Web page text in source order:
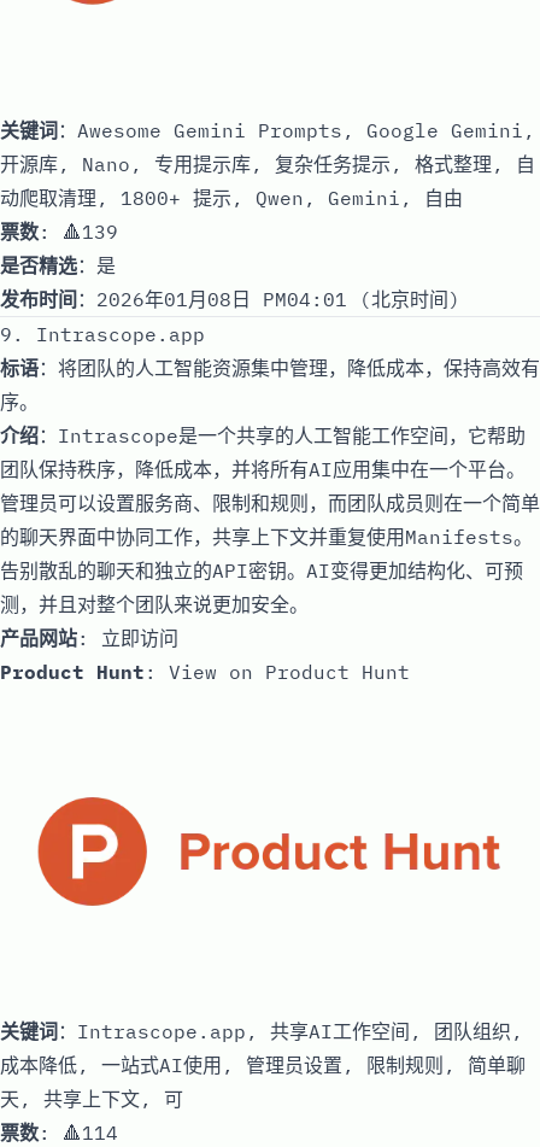
关键词：Awesome Gemini Prompts, Google Gemini,
开源库, Nano, 专用提示库, 复杂任务提示, 格式整理, 自
动爬取清理, 1800+ 提示, Qwen, Gemini, 自由
票数: 🔺139
是否精选：是
发布时间 ：2026年01月08日 PM04:01 (北京时间)
9. Intrascope.app
标语：将团队的人工智能资源集中管理，降低成本，保持高效有
序。
介绍：Intrascope是一个共享的人工智能工作空间，它帮助
团队保持秩序，降低成本，并将所有AI应用集中在一个平台。
管理员可以设置服务商、限制和规则，而团队成员则在一个简单
的聊天界面中协同工作，共享上下文并重复使用Manifests。
告别散乱的聊天和独立的API密钥。AI变得更加结构化、可预
测，并且对整个团队来说更加安全。
产品网站: 立即访问
Product Hunt : View on Product Hunt
关键词 ：Intrascope.app, 共享AI工作空间, 团队组织,
成本降低, 一站式AI使用, 管理员设置, 限制规则, 简单聊
天, 共享上下文, 可
票数: 🔺114